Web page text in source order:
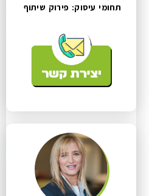
תחומי עיסוק: פירוק שיתוף